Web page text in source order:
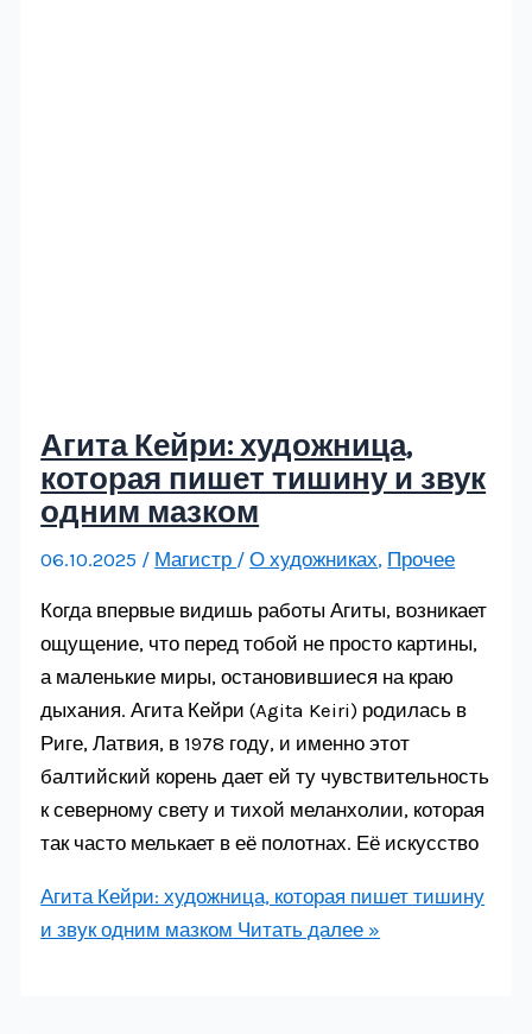
Агита Кейри: художница,
которая пишет тишину и звук
одним мазком
06.10.2025 / Магистр /О художниках, Прочее
Когда впервые видишь работы Агиты, возникает
ощущение, что перед тобой не просто картины,
а маленькие миры, остановившиеся на краю
дыхания. Агита Кейри (Agita Keiri) родилась в
Риге, Латвия, в 1978 году, и именно этот
балтийский корень дает ей ту чувствительность
к северному свету и тихой меланхолии, которая
так часто мелькает в её полотнах. Её искусство
Агита Кейри: художница, которая пишет тишину
и звук одним мазком Читать далее »